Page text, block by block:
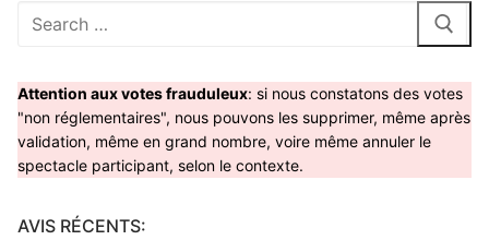
Rechercher
Attention aux votes frauduleux: si nous constatons des votes
"non réglementaires", nous pouvons les supprimer, même après
validation, même en grand nombre, voire même annuler le
spectacle participant, selon le contexte.
AVIS RÉCENTS: